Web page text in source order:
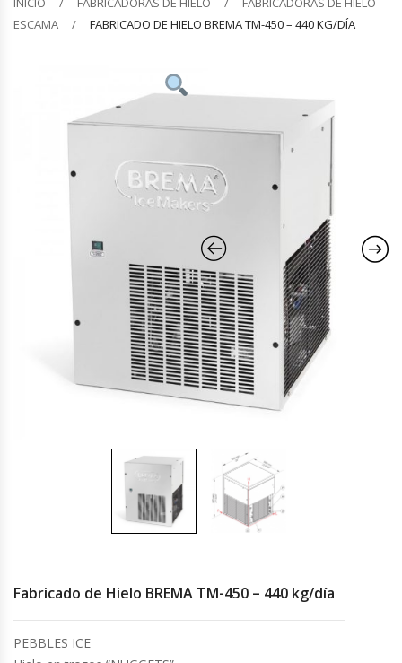
Barquilleras
Bolsas De Sellado Al Vacío
Cafeteras
Cámaras Fermentadoras
Campanas Industriales
Cocedoras De Pastas
Encimeras Eléctricas
Congeladoras Tapa De Vidrio
Congeladores Verticales
ESCAMA
FABRICADO DE HIELO BREMA TM-450 – 440 KG/DÍA
Fabricado de Hielo BREMA TM-450 – 440 kg/día
PEBBLES ICE